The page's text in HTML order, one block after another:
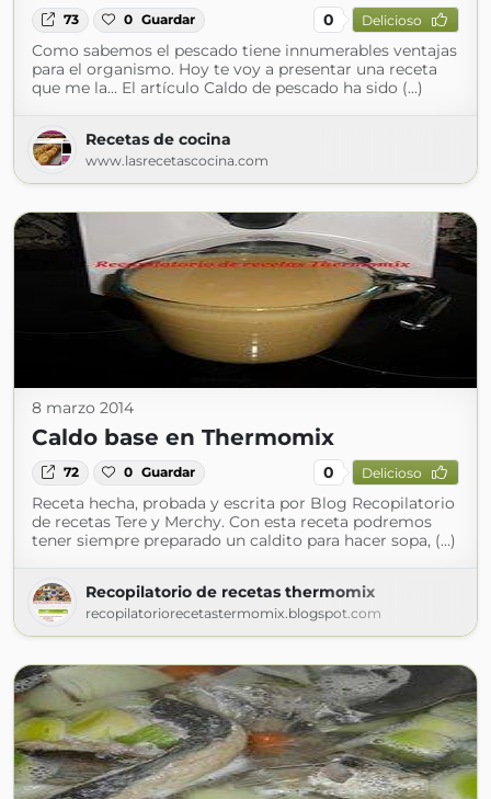
73 0 Guardar 0 Delicioso
Como sabemos el pescado tiene innumerables ventajas
para el organismo. Hoy te voy a presentar una receta
que me la... El artículo Caldo de pescado ha sido (...)
Recetas de cocina
www.lasrecetascocina.com
8 marzo 2014
Caldo base en Thermomix
72 0 Guardar 0 Delicioso
Receta hecha, probada y escrita por Blog Recopilatorio
de recetas Tere y Merchy. Con esta receta podremos
tener siempre preparado un caldito para hacer sopa, (...)
Recopilatorio de recetas thermomix
recopilatoriorecetastermomix.blogspot.com